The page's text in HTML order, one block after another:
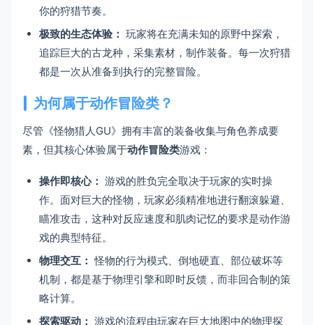
你的狩猎节奏。
极致的生态体验： 玩家将在充满未知的原野中探索，
追踪巨大的古龙种，采集素材，制作装备。每一次狩猎
都是一次从准备到执行的完整冒险。
为何属于动作冒险类？
尽管《怪物猎人GU》拥有丰富的装备收集与角色养成要
素，但其核心体验属于动作冒险类游戏：
操作即核心： 游戏的胜负完全取决于玩家的实时操
作。面对巨大的怪物，玩家必须精准地进行翻滚躲避、
瞄准攻击，这种对反应速度和肌肉记忆的要求是动作游
戏的典型特征。
物理交互： 怪物的行为模式、倒地硬直、部位破坏等
机制，都是基于物理引擎和即时反馈，而非回合制的策
略计算。
探索驱动： 游戏的流程由玩家在巨大地图中的物理探